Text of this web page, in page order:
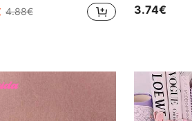
4.88€ 3.74€